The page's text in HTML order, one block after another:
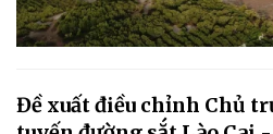
Đề xuất điều chỉnh Chủ